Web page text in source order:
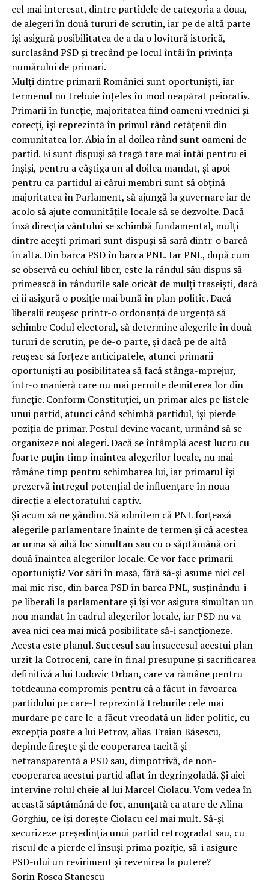
cel mai interesat, dintre partidele de categoria a doua,
de alegeri în două tururi de scrutin, iar pe de altă parte
își asigură posibilitatea de a da o lovitură istorică,
surclasând PSD și trecând pe locul întâi în privința
numărului de primari.
Mulți dintre primarii României sunt oportuniști, iar
termenul nu trebuie înțeles în mod neapărat peiorativ.
Primarii în funcție, majoritatea fiind oameni vrednici și
corecți, își reprezintă în primul rând cetățenii din
comunitatea lor. Abia în al doilea rând sunt oameni de
partid. Ei sunt dispuși să tragă tare mai întâi pentru ei
înșiși, pentru a câștiga un al doilea mandat, și apoi
pentru ca partidul ai cărui membri sunt să obțină
majoritatea în Parlament, să ajungă la guvernare iar de
acolo să ajute comunitățile locale să se dezvolte. Dacă
însă direcția vântului se schimbă fundamental, mulți
dintre acești primari sunt dispuși să sară dintr-o barcă
în alta. Din barca PSD în barca PNL. Iar PNL, după cum
se observă cu ochiul liber, este la rândul său dispus să
primească în rândurile sale oricât de mulți traseiști, dacă
ei îi asigură o poziție mai bună în plan politic. Dacă
liberalii reușesc printr-o ordonanță de urgență să
schimbe Codul electoral, să determine alegerile în două
tururi de scrutin, pe de-o parte, și dacă pe de altă
reușesc să forțeze anticipatele, atunci primarii
oportuniști au posibilitatea să facă stânga-mprejur,
într-o manieră care nu mai permite demiterea lor din
funcție. Conform Constituției, un primar ales pe listele
unui partid, atunci când schimbă partidul, își pierde
poziția de primar. Postul devine vacant, urmând să se
organizeze noi alegeri. Dacă se întâmplă acest lucru cu
foarte puțin timp înaintea alegerilor locale, nu mai
rămâne timp pentru schimbarea lui, iar primarul își
prezervă întregul potențial de influențare în noua
direcție a electoratului captiv.
Și acum să ne gândim. Să admitem că PNL forțează
alegerile parlamentare înainte de termen și că acestea
ar urma să aibă loc simultan sau cu o săptămână ori
două înaintea alegerilor locale. Ce vor face primarii
oportuniști? Vor sări în masă, fără să-și asume nici cel
mai mic risc, din barca PSD în barca PNL, susținându-i
pe liberali la parlamentare și își vor asigura simultan un
nou mandat în cadrul alegerilor locale, iar PSD nu va
avea nici cea mai mică posibilitate să-i sancționeze.
Acesta este planul. Succesul sau insuccesul acestui plan
urzit la Cotroceni, care în final presupune și sacrificarea
definitivă a lui Ludovic Orban, care va rămâne pentru
totdeauna compromis pentru că a făcut în favoarea
partidului pe care-l reprezintă treburile cele mai
murdare pe care le-a făcut vreodată un lider politic, cu
excepția poate a lui Petrov, alias Traian Băsescu,
depinde firește și de cooperarea tacită și
netransparentă a PSD sau, dimpotrivă, de non-
cooperarea acestui partid aflat în degringoladă. Și aici
intervine rolul cheie al lui Marcel Ciolacu. Vom vedea în
această săptămână de foc, anunțată ca atare de Alina
Gorghiu, ce își dorește Ciolacu cel mai mult. Să-și
securizeze președinția unui partid retrogradat sau, cu
riscul de a pierde el însuși prima poziție, să-i asigure
PSD-ului un reviriment și revenirea la putere?
Sorin Rosca Stanescu